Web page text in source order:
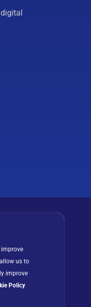
Termos de uso
us to
improve
Policy